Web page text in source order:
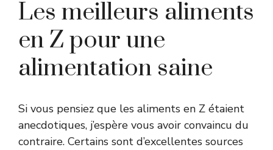
Les meilleurs aliments
en Z pour une
alimentation saine
Si vous pensiez que les aliments en Z étaient
anecdotiques, j’espère vous avoir convaincu du
contraire. Certains sont d’excellentes sources